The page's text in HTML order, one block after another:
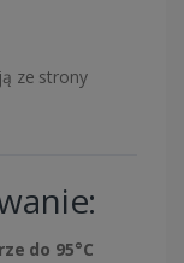
ze strony
do 95°C